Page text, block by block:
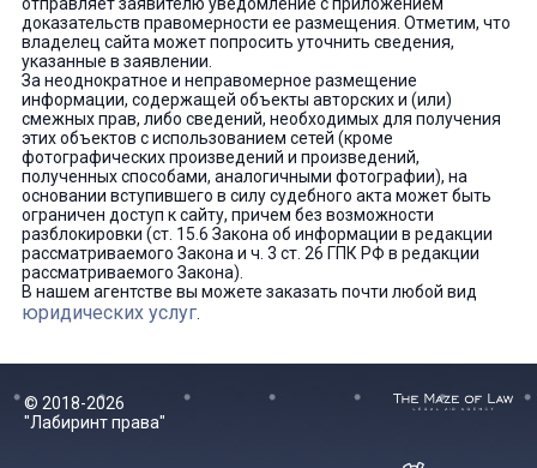
доказательств правомерности ее размещения. Отметим, что
владелец сайта может попросить уточнить сведения,
указанные в заявлении.
За неоднократное и неправомерное размещение
информации, содержащей объекты авторских и (или)
смежных прав, либо сведений, необходимых для получения
этих объектов с использованием сетей (кроме
фотографических произведений и произведений,
полученных способами, аналогичными фотографии), на
основании вступившего в силу судебного акта может быть
ограничен доступ к сайту, причем без возможности
разблокировки (ст. 15.6 Закона об информации в редакции
рассматриваемого Закона и ч. 3 ст. 26 ГПК РФ в редакции
рассматриваемого Закона).
В нашем агентстве вы можете заказать почти любой вид
юридических услуг.
© 2018-2026
"Лабиринт права"